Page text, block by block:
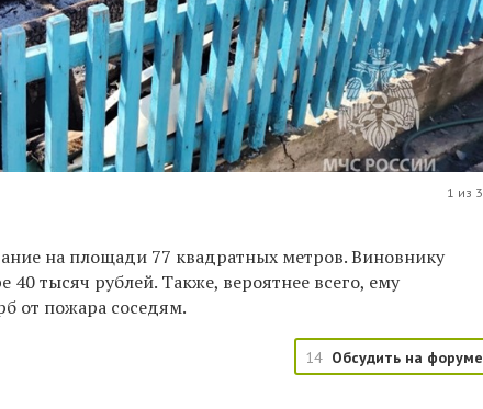
1 из 3
на площади 77 квадратных метров. Виновнику
40 тысяч рублей. Также, вероятнее всего, ему
от пожара соседям.
14 Обсудить на форуме